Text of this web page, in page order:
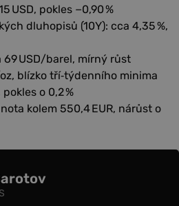
USD, pokles −0,90 %
dluhopisů (10Y): cca 4,35 %,
69 USD/barel, mírný růst
blízko tří‑týdenního minima
o 0,2 %
kolem 550,4 EUR, nárůst o